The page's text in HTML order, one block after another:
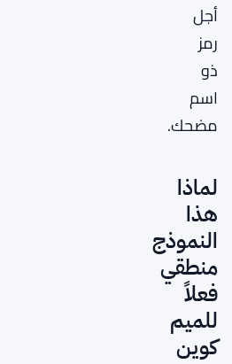
أجل
رمز
ذو
اسم
مضحك.
لماذا
هذا
النموذج
منطقي
فعلاً
للميم
كوين